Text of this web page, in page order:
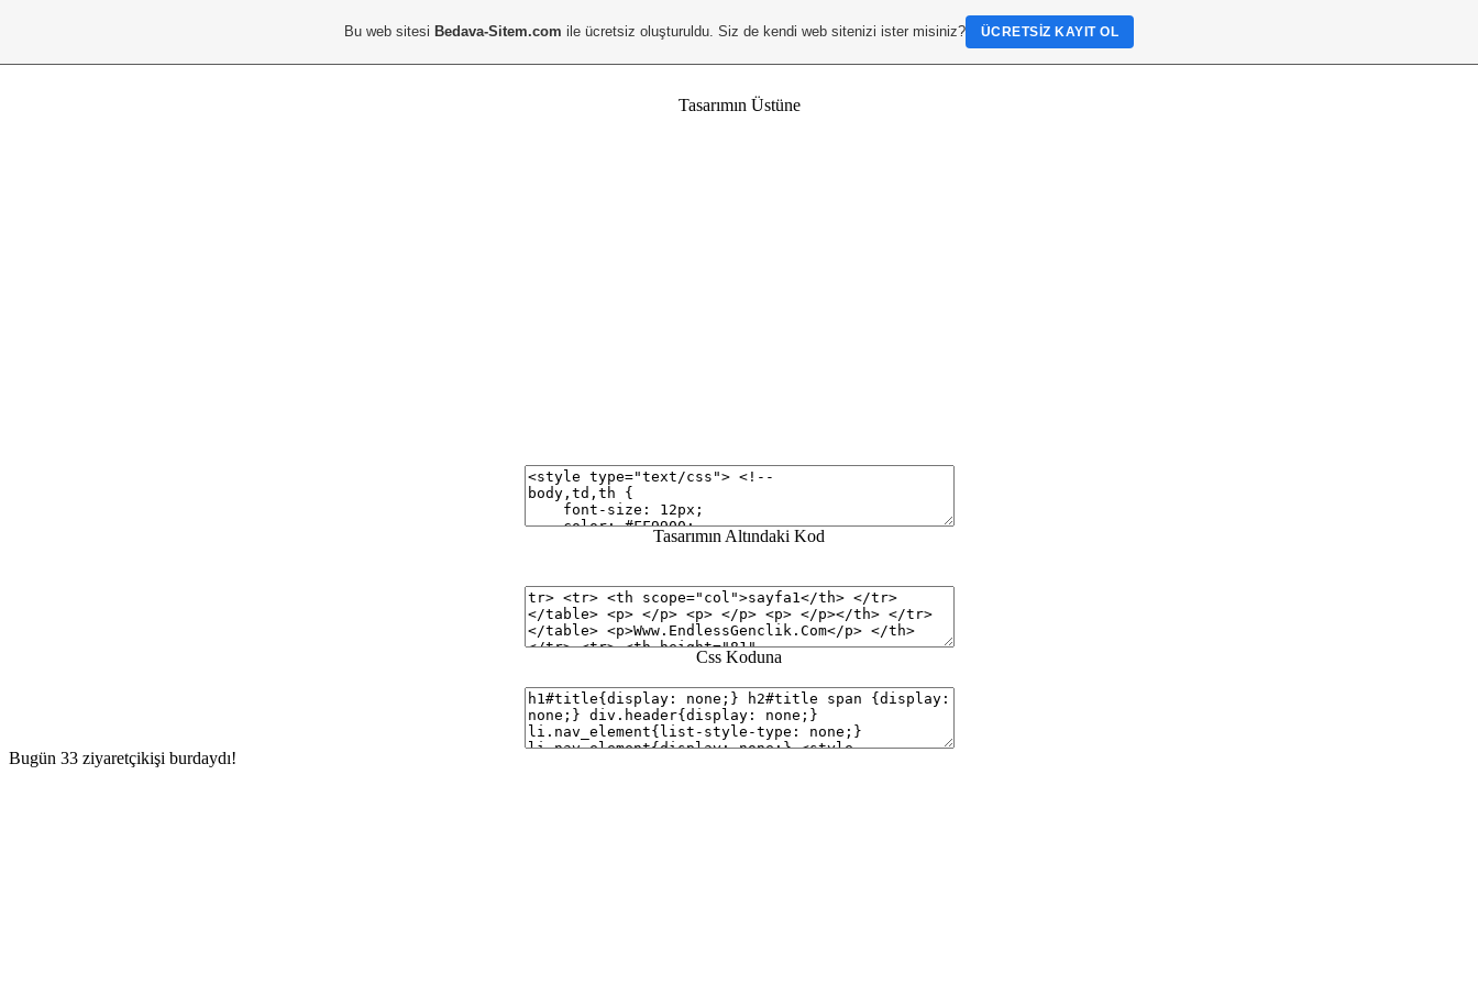
Tasarımın Üstüne
Tasarımın Altındaki Kod
Css Koduna
Bugün 33 ziyaretçikişi burdaydı!
Bu web sitesi Bedava-Sitem.com ile ücretsiz oluşturuldu. Siz de kendi web sitenizi ister misiniz? ÜCRETSIZ KAYIT OL